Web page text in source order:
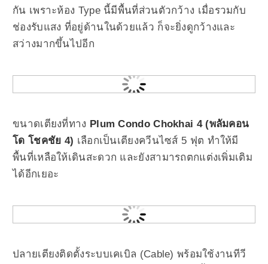
กัน เพราะห้อง Type นี้มีพื้นที่ส่วนตัวกว้าง เมื่อรวมกับ
ช่องรับแสง ที่อยู่ด้านในด้วยแล้ว ก็จะยิ่งดูกว้างและ
สว่างมากขึ้นไปอีก
ขนาดเตียงที่ทาง Plum Condo Chokhai 4 (พลัมคอน
โด โชคชัย 4) เลือกเป็นเตียงควีนไซส์ 5 ฟุต ทำให้มี
พื้นที่เหลือให้เดินสะดวก และยังสามารถตกแต่งเพิ่มเติม
ได้อีกเยอะ
ปลายเตียงติดตั้งระบบเคเบิล (Cable) พร้อมใช้งานทีวี